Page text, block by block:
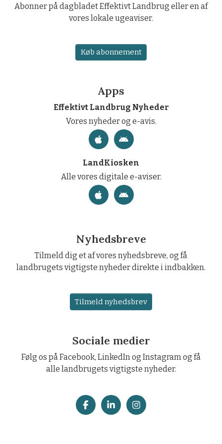
Abonner på dagbladet Effektivt Landbrug eller en af
vores lokale ugeaviser.
Køb abonnement
Apps
Effektivt Landbrug Nyheder
Vores nyheder og e-avis.
LandKiosken
Alle vores digitale e-aviser.
Nyhedsbreve
Tilmeld dig et af vores nyhedsbreve, og få
landbrugets vigtigste nyheder direkte i indbakken.
Tilmeld nyhedsbrev
Sociale medier
Følg os på Facebook, LinkedIn og Instagram og få
alle landbrugets vigtigste nyheder.